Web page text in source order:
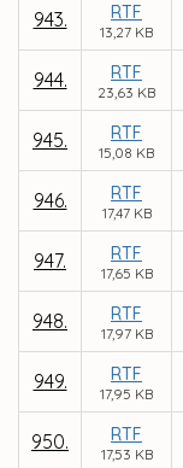
943. RTF
13,27 KB
944. RTF
23,63 KB
945. RTF
15,08 KB
946. RTF
17,47 KB
947. RTF
17,65 KB
948. RTF
17,97 KB
949. RTF
17,95 KB
950. RTF
17,53 KB